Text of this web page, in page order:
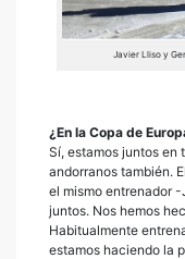
Javier Lliso y
¿En la Copa de
Sí, estamos juntos en
andorranos también.
el mismo entrenador
juntos. Nos hemos
Habitualmente
estamos haciendo la